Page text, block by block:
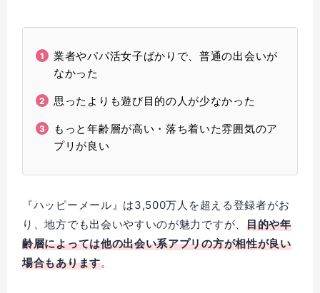
業者やパパ活女子ばかりで、普通の出会いが
なかった
思ったよりも遊び目的の人が少なかった
もっと年齢層が高い・落ち着いた雰囲気のア
プリが良い
『ハッピーメール』は3,500万人を超える登録者がお
り、地方でも出会いやすいのが魅力ですが、 目的や年
齢層によっては他の出会い系アプリの方が相性が良い
場合もあります。